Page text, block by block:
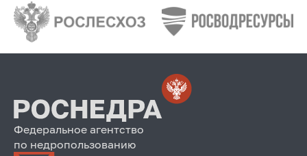
Федеральное агентство
по недропользованию